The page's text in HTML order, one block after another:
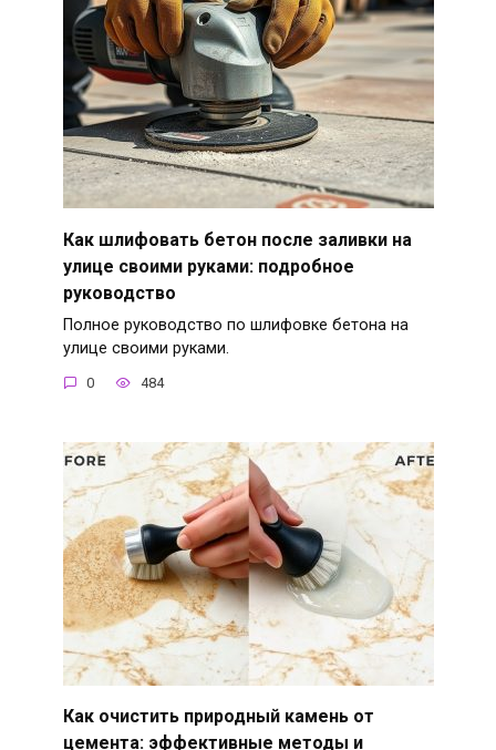
Как шлифовать бетон после заливки на
улице своими руками: подробное
руководство
Полное руководство по шлифовке бетона на
улице своими руками.
0 484
Как очистить природный камень от
цемента: эффективные методы и